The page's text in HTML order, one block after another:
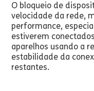
O bloqueio de
velocidade da rede,
performance,
estiverem
aparelhos usando a
estabilidade da
restantes.